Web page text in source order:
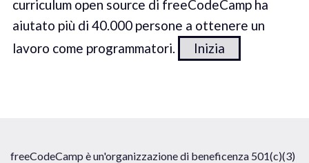
curriculum open source di freeCodeCamp ha
aiutato più di 40.000 persone a ottenere un
lavoro come programmatori.
Inizia
freeCodeCamp è un'organizzazione di beneficenza 501(c)(3)